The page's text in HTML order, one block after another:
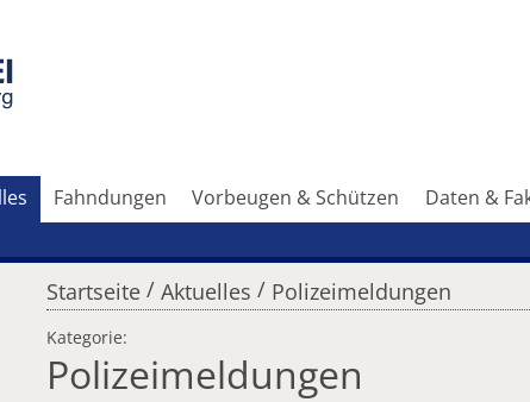
Fahndungen Vorbeugen & Schützen Daten &
Startseite / Aktuelles / Polizeimeldungen
Kategorie:
Polizeimeldungen